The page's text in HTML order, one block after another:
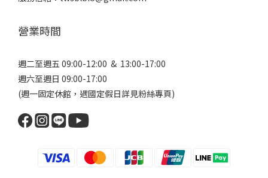
營業時間
週二至週五 09:00-12:00 & 13:00-17:00
週六至週日 09:00-17:00
(週一固定休館，遇國定假日詳見粉絲專頁)